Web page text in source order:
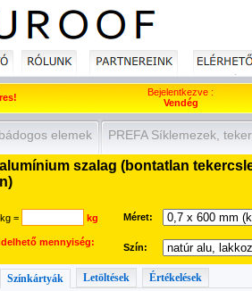
Bejelentkezve :
Vendég
elemek PREFA Síklemezek,
szalag (bontatlan
= kg Méret:
mennyiség:
Szín:
Színkártyák Letöltések Értékelések